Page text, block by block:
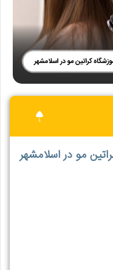
کراتین مو در اسلامشهر